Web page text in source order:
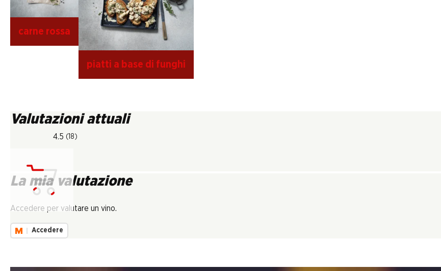
carne rossa
piatti a base di funghi
Valutazioni attuali
4.5 (18)
La mia valutazione
Accedere per valutare un vino.
Accedere